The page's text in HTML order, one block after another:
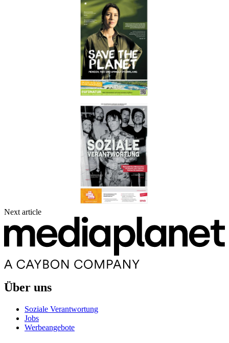
Next article
Über uns
Soziale Verantwortung
Jobs
Werbeangebote